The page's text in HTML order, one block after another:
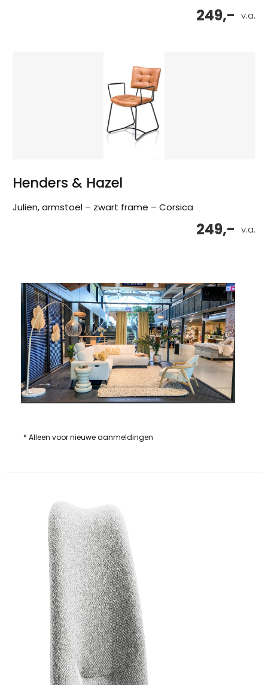
v.a.
249,-
Henders & Hazel
Julien, armstoel – zwart frame – Corsica
v.a.
249,-
* Alleen voor nieuwe aanmeldingen